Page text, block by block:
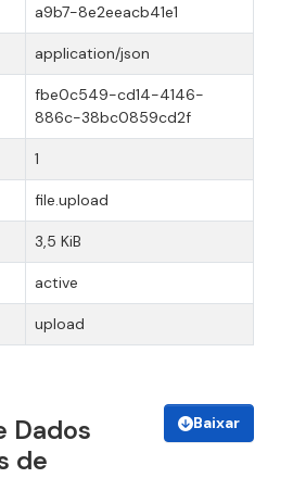
Baixar
Dados
de
a9b7-8e2eeacb41e1
application/json
fbe0c549-cd14-4146-
886c-38bc0859cd2f
1
file.upload
3,5 KiB
active
upload